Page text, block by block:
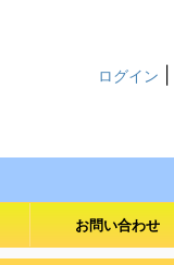
ログイン
お問い合わせ